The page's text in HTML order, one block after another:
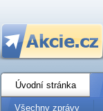
Úvodní stránka
Všechny zprávy